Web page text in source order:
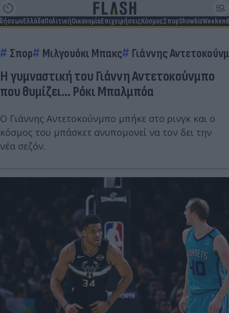
ΕλλάδαΠολιτικήΟικονομίαΕπιχειρήσειςΚόσμοςΣπορShowbizWeekend
Σπορ Μιλγουόκι Μπακς Γιάννης
Η γυμναστική του Γιάννη Αντετοκούνμπο
που θυμίζει... Ρόκι Μπαλμπόα
Ο Γιάννης Αντετοκούνμπο μπήκε στο ρινγκ και ο
κόσμος του μπάσκετ ανυπομονεί να τον δει την
νέα σεζόν.